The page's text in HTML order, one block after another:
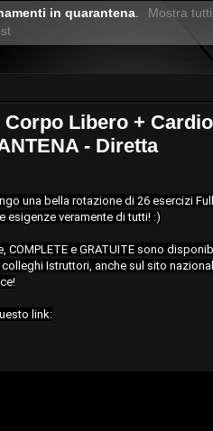
in quarantena.
Mostra
Corpo Libero + Cardio
- Diretta
una bella rotazione di 26 esercizi Full
esigenze veramente di tutti! :)
e GRATUITE sono
Istruttori, anche sul sito